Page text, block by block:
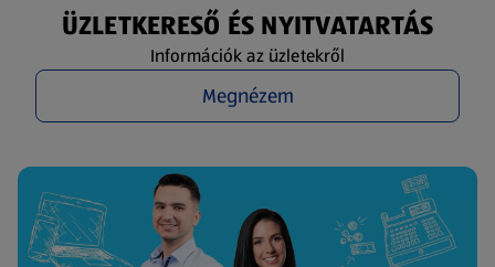
ÜZLETKERESŐ ÉS NYITVATARTÁS
Információk az üzletekről
Megnézem